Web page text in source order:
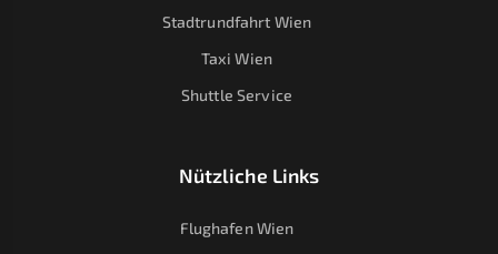
Stadtrundfahrt Wien
Taxi Wien
Shuttle Service
Nützliche Links
Flughafen Wien